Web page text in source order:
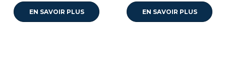
EN SAVOIR PLUS EN SAVOIR PLUS